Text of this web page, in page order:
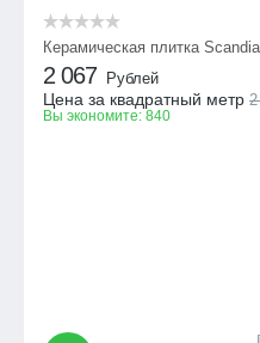
Керамическая плитка
2 067 Рублей
Цена за квадратный метр
Вы экономите: 840